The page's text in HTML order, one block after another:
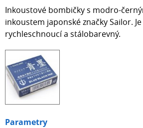
Inkoustové bombičky s modro-
inkoustem japonské značky Sailor.
rychleschnoucí a stálobarevný.
Parametry